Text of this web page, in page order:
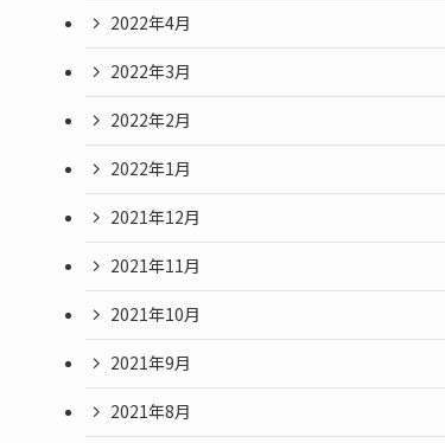
2022年4月
2022年3月
2022年2月
2022年1月
2021年12月
2021年11月
2021年10月
2021年9月
2021年8月